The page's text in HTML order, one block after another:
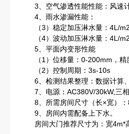
3、空气渗透性能性能：风速计
4、雨水渗漏性能：
（3）稳定加压淋水量：4L/
（4）波动加压淋水量：4L/
5、平面内变形性能
（1）位移量：0-200mm，精
（2）控制周期：3s-10s
6、检测结果整理：数据计算、
7、电源：AC380V/30kW,三相
8、所需房间尺寸（长×宽）：
9、房间内需配备上下水。
房间大门推荐尺寸为：宽4m*